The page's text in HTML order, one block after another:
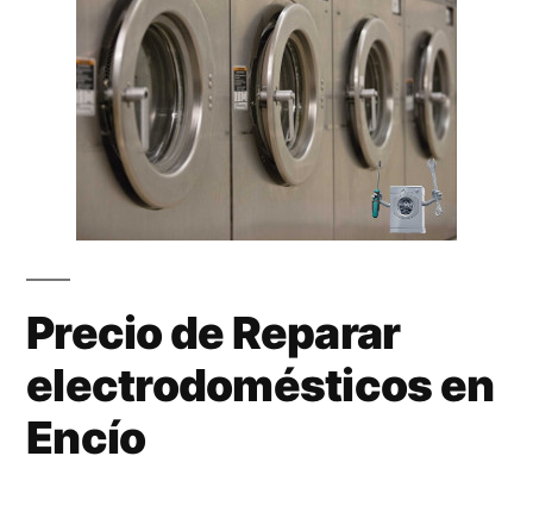
Precio de Reparar
electrodomésticos en
Encío